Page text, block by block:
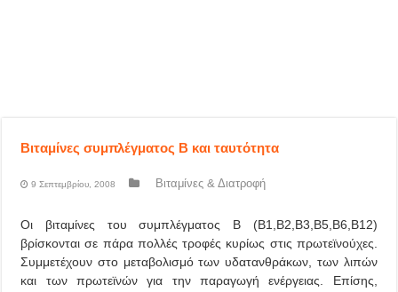
Βιταμίνες συμπλέγματος Β και ταυτότητα
9 Σεπτεμβρίου, 2008 Βιταμίνες & Διατροφή
Οι βιταμίνες του συμπλέγματος Β (Β1,Β2,Β3,Β5,Β6,Β12)
βρίσκονται σε πάρα πολλές τροφές κυρίως στις πρωτεϊνούχες.
Συμμετέχουν στο μεταβολισμό των υδατανθράκων, των λιπών
και των πρωτεϊνών για την παραγωγή ενέργειας. Επίσης,